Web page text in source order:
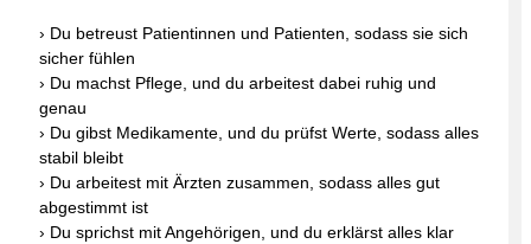
› Du betreust Patientinnen und Patienten, sodass sie sich
sicher fühlen
› Du machst Pflege, und du arbeitest dabei ruhig und
genau
› Du gibst Medikamente, und du prüfst Werte, sodass alles
stabil bleibt
› Du arbeitest mit Ärzten zusammen, sodass alles gut
abgestimmt ist
› Du sprichst mit Angehörigen, und du erklärst alles klar